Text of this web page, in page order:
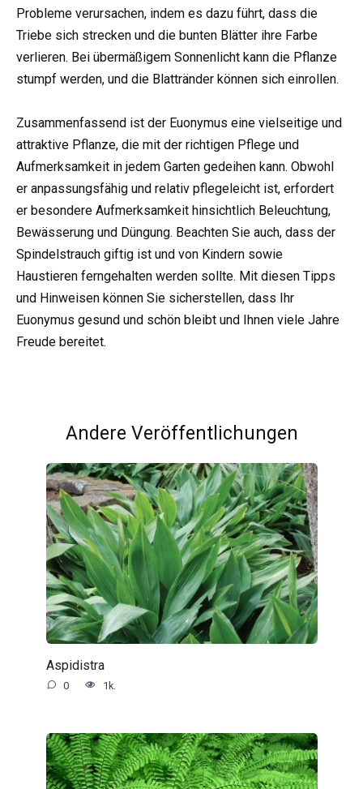
Probleme verursachen, indem es dazu führt, dass die
Triebe sich strecken und die bunten Blätter ihre Farbe
verlieren. Bei übermäßigem Sonnenlicht kann die Pflanze
stumpf werden, und die Blattränder können sich einrollen.
Zusammenfassend ist der Euonymus eine vielseitige und
attraktive Pflanze, die mit der richtigen Pflege und
Aufmerksamkeit in jedem Garten gedeihen kann. Obwohl
er anpassungsfähig und relativ pflegeleicht ist, erfordert
er besondere Aufmerksamkeit hinsichtlich Beleuchtung,
Bewässerung und Düngung. Beachten Sie auch, dass der
Spindelstrauch giftig ist und von Kindern sowie
Haustieren ferngehalten werden sollte. Mit diesen Tipps
und Hinweisen können Sie sicherstellen, dass Ihr
Euonymus gesund und schön bleibt und Ihnen viele Jahre
Freude bereitet.
Andere Veröffentlichungen
Aspidistra
0 1k.